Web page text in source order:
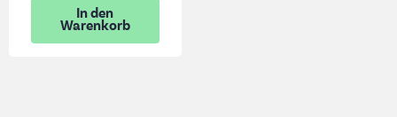
In den
Warenkorb